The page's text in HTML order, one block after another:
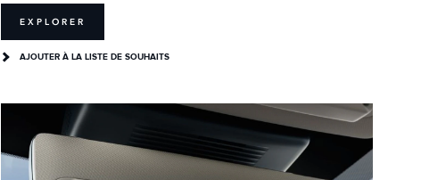
EXPLORER
AJOUTER À LA LISTE DE SOUHAITS